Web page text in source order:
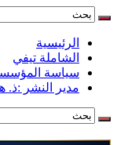
الرئيسية
الشاملة تيفي
سياسة
مدير النشر :ذ.